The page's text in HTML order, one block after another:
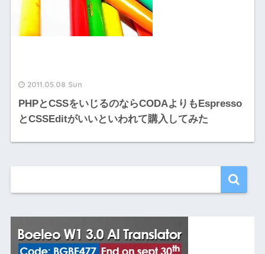
2011.05.08 Sun
PHPとCSSをいじるのならCODAよりもEspresso
とCSSEditがいいといわれて購入してみた